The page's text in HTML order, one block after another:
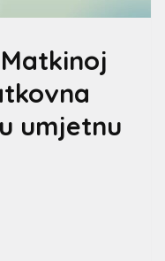
umjetnu